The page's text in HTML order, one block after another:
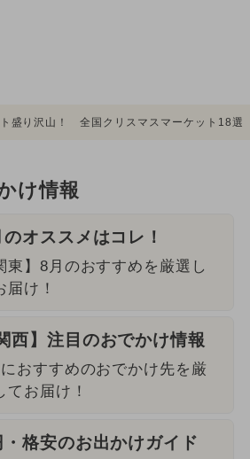
盛り沢山！ 全国クリスマスマーケット18選
け情報
オススメはコレ！
東】8月のおすすめを厳選し
届け！
西】注目のおでかけ情報
おすすめのおでかけ先を厳
てお届け！
格安のお出かけガイド